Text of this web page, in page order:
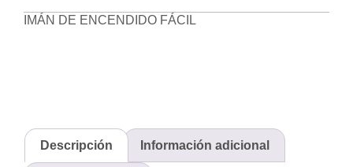
IMÁN DE ENCENDIDO FÁCIL
Descripción Información adicional